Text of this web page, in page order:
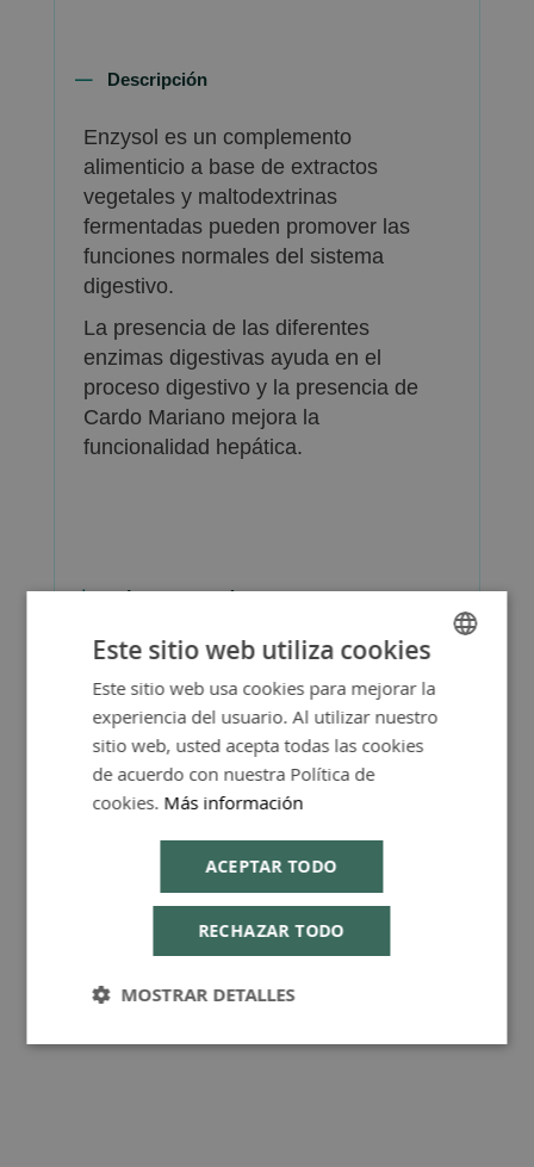
Descripción
Enzysol es un complemento
alimenticio a base de extractos
vegetales y maltodextrinas
fermentadas pueden promover las
funciones normales del sistema
digestivo.
La presencia de las diferentes
enzimas digestivas ayuda en el
proceso digestivo y la presencia de
Cardo Mariano mejora la
funcionalidad hepática.
Más Información
FAQ - Preguntas y Respuestas
Consejos de Compra Producto
SPANISH
ENGLISH
Este sitio web utiliza cookies
Este sitio web usa cookies para mejorar la
experiencia del usuario. Al utilizar nuestro
sitio web, usted acepta todas las cookies
de acuerdo con nuestra Política de
cookies. Más información
ACEPTAR TODO
RECHAZAR TODO
MOSTRAR DETALLES